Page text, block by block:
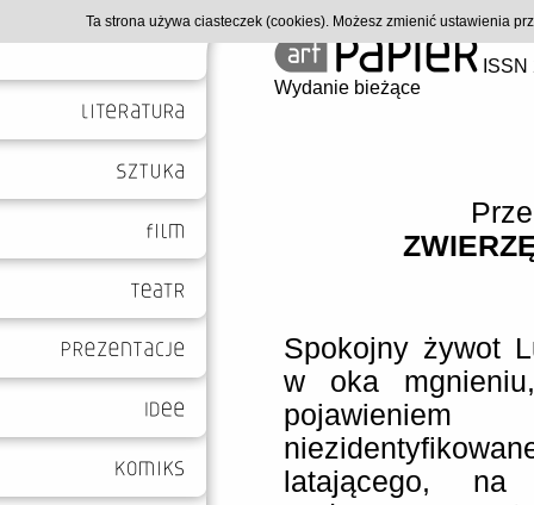
Wydanie bieżące
Spokojny żywot
w oka
latającego, na
Ta strona używa ciasteczek (cookies). Możesz zmienić ustawienia